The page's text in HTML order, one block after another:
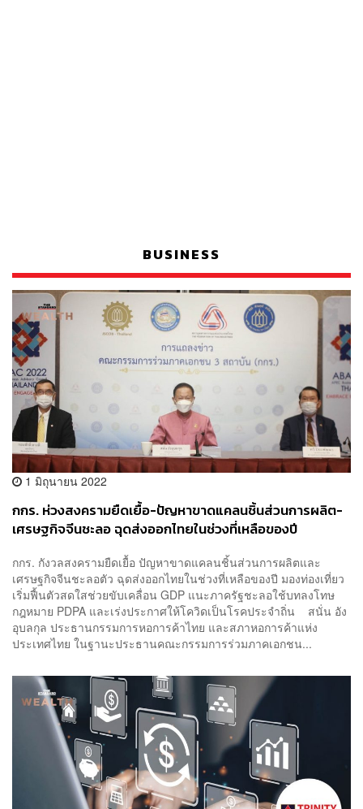
BUSINESS
1 มิถุนายน 2022
กกร. ห่วงสงครามยืดเยื้อ-ปัญหาขาดแคลนชิ้นส่วนการผลิต-
เศรษฐกิจจีนชะลอ ฉุดส่งออกไทยในช่วงที่เหลือของปี
กกร. กังวลสงครามยืดเยื้อ ปัญหาขาดแคลนชิ้นส่วนการผลิตและ
เศรษฐกิจจีนชะลอตัว ฉุดส่งออกไทยในช่วงที่เหลือของปี มองท่องเที่ยว
เริ่มฟื้นตัวสดใสช่วยขับเคลื่อน GDP แนะภาครัฐชะลอใช้บทลงโทษ
กฎหมาย PDPA และเร่งประกาศให้โควิดเป็นโรคประจำถิ่น สนั่น อัง
อุบลกุล ประธานกรรมการหอการค้าไทย และสภาหอการค้าแห่ง
ประเทศไทย ในฐานะประธานคณะกรรมการร่วมภาคเอกชน...